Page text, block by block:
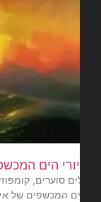
הים המכשפים
סוערים,
המכשפים של איוואן